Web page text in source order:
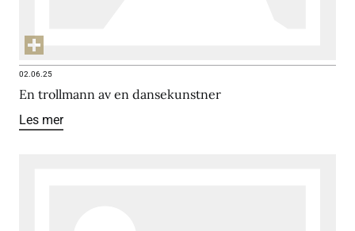
02.06.25
En trollmann av en dansekunstner
Les mer